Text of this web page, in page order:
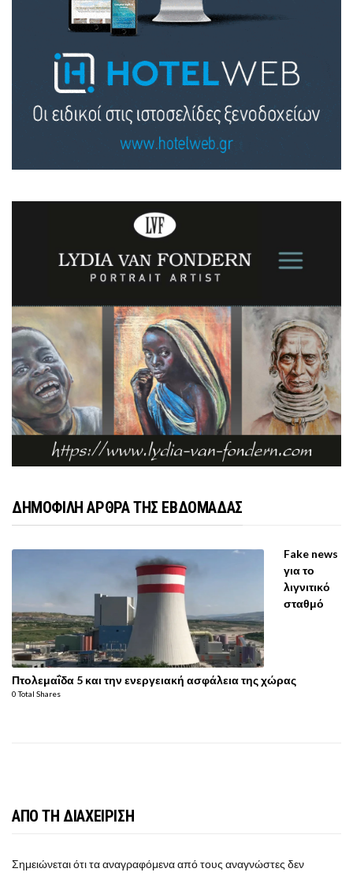
ΔΗΜΟΦΙΛΗ ΑΡΘΡΑ ΤΗΣ ΕΒΔΟΜΑΔΑΣ
Fake news
για το
λιγνιτικό
σταθμό
Πτολεμαΐδα 5 και την ενεργειακή ασφάλεια της χώρας
0 Total Shares
ΑΠΟ ΤΗ ΔΙΑΧΕΙΡΙΣΗ
Σημειώνεται ότι τα αναγραφόμενα από τους αναγνώστες δεν